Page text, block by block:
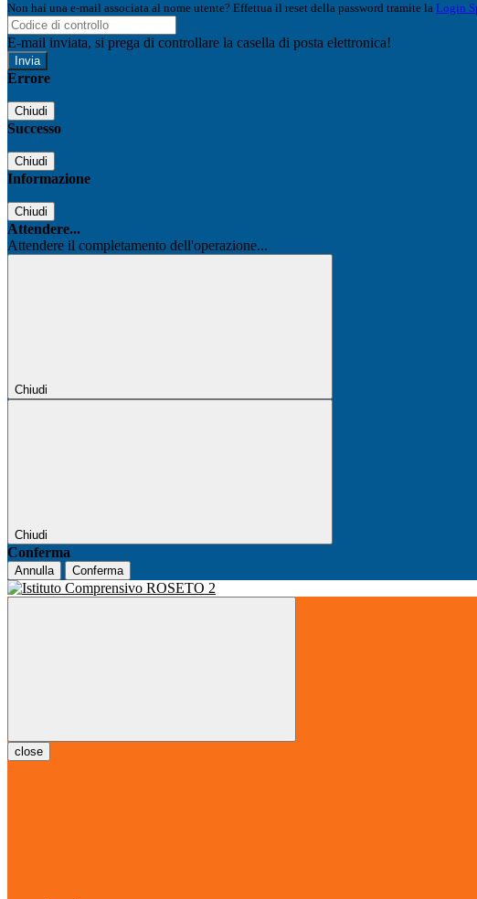
Non hai una e-mail associata al nome utente? Effettua il reset della password tramite la Login
E-mail inviata, si prega di controllare la casella di posta elettronica!
Errore
Chiudi
Successo
Chiudi
Informazione
Chiudi
Attendere...
Attendere il completamento dell'operazione...
Chiudi
Chiudi
Conferma
Annulla Conferma
close